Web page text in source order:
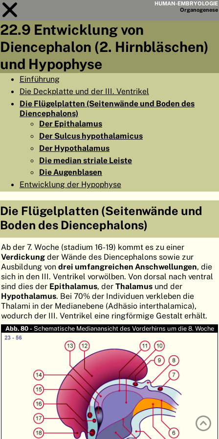
HUMAN-EMBRYOLOGIE
Organogenese
Modul22
ABSTRAKT
EMBRYOGENESE
ORGANOGENESE
ATLASEMBRYOLOGY
SUCHEN
HILFE
FR
EN
22.9 Entwicklung von
Diencephalon (2. Hirnbläschen)
und Hypophyse
Einführung
Die Deckplatte und der III. Ventrikel
Die Flügelplatten (Seitenwände und Boden des
Diencephalons)
Der Epithalamus
Der Sulcus hypothalamicus
Der Hypothalamus
Die median striale Leiste
Die Augenblasen
Entwicklung der Hypophyse
Die Flügelplatten (Seitenwände und
Boden des Diencephalons)
Ab der 7. Woche (stadium 16-19) kommt es zu einer
Verdickung der Wände des Diencephalons sowie zur
Ausbildung von drei umfangreichen Anschwellungen, die
sich in den III. Ventrikel vorwölben. Von dorsal nach ventral
sind dies der Epithalamus, der Thalamus und der
Hypothalamus. Bei 70% der Individuen verkleben die
Thalami in der Medianebene (Adhäsio interthalamica),
wodurch der III. Ventrikel eine ringförmige Gestalt erhält.
Abb. 80 - Schematische Medianansicht des Vorderhirns um die 8. Woche